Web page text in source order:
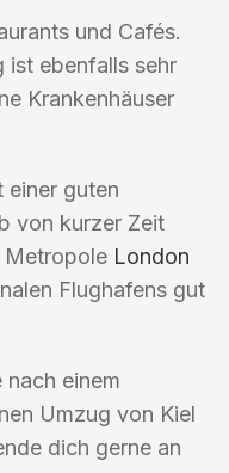
und Cafés.
ist ebenfalls sehr
Krankenhäuser
einer guten
von kurzer Zeit
Metropole London
Flughafens gut
einem
Umzug von Kiel
dich gerne an